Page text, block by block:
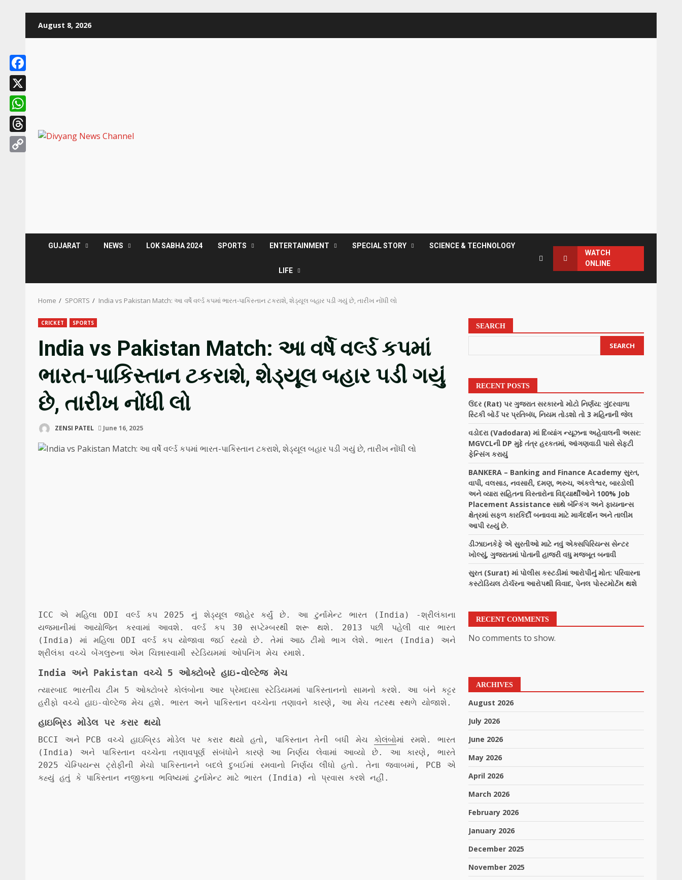
August 8, 2026
GUJARAT NEWS LOK SABHA 2024 SPORTS ENTERTAINMENT SPECIAL STORY SCIENCE & TECHNOLOGY
LIFE
WATCH
ONLINE
Home SPORTS India vs Pakistan Match: આ વર્ષે વર્લ્ડ કપમાં ભારત-પાકિસ્તાન ટકરાશે, શેડ્યૂલ બહાર પડી ગયું છે, તારીખ નોંધી લો
CRICKET SPORTS
India vs Pakistan Match: આ વર્ષે વર્લ્ડ કપમાં
ભારત-પાકિસ્તાન ટકરાશે, શેડ્યૂલ બહાર પડી ગયું
છે, તારીખ નોંધી લો
ZENSI PATEL June 16, 2025
ICC એ મહિલા ODI વર્લ્ડ કપ 2025 નું શેડ્યૂલ જાહેર કર્યું છે. આ ટુર્નામેન્ટ ભારત (India) -શ્રીલંકાના
યજમાનીમાં આયોજિત કરવામાં આવશે. વર્લ્ડ કપ 30 સપ્ટેમ્બરથી શરૂ થશે. 2013 પછી પહેલી વાર ભારત
(India) માં મહિલા ODI વર્લ્ડ કપ યોજાવા જઈ રહ્યો છે. તેમાં આઠ ટીમો ભાગ લેશે. ભારત (India) અને
શ્રીલંકા વચ્ચે બેંગલુરુના એમ ચિન્નાસ્વામી સ્ટેડિયમમાં ઓપનિંગ મેચ રમાશે.
India અને Pakistan વચ્ચે 5 ઓક્ટોબરે હાઇ-વોલ્ટેજ મેચ
ત્યારબાદ ભારતીય ટીમ 5 ઓક્ટોબરે કોલંબોના આર પ્રેમદાસા સ્ટેડિયમમાં પાકિસ્તાનનો સામનો કરશે. આ બંને કટ્ટર
હરીફો વચ્ચે હાઇ-વોલ્ટેજ મેચ હશે. ભારત અને પાકિસ્તાન વચ્ચેના તણાવને કારણે, આ મેચ તટસ્થ સ્થળે યોજાશે.
હાઇબ્રિડ મોડેલ પર કરાર થયો
BCCI અને PCB વચ્ચે હાઇબ્રિડ મોડેલ પર કરાર થયો હતો, પાકિસ્તાન તેની બધી મેચ કોલંબોમાં રમશે. ભારત
(India) અને પાકિસ્તાન વચ્ચેના તણાવપૂર્ણ સંબંધોને કારણે આ નિર્ણય લેવામાં આવ્યો છે. આ કારણે, ભારતે
2025 ચેમ્પિયન્સ ટ્રોફીની મેચો પાકિસ્તાનને બદલે દુબઈમાં રમવાનો નિર્ણય લીધો હતો. તેના જવાબમાં, PCB એ
કહ્યું હતું કે પાકિસ્તાન નજીકના ભવિષ્યમાં ટુર્નામેન્ટ માટે ભારત (India) નો પ્રવાસ કરશે નહીં.
Facebook
X
WhatsApp
Threads
SEARCH
SEARCH
RECENT POSTS
ઉંદર (Rat) પર ગુજરાત સરકારનો મોટો નિર્ણય: ગુંદરવાળા
સ્ટિકી બોર્ડ પર પ્રતિબંધ, નિયમ તોડશો તો 3 મહિનાની જેલ
વડોદરા (Vadodara) માં દિવ્યાંગ ન્યૂઝના અહેવાલની અસર:
MGVCLની DP મુદ્દે તંત્ર હરકતમાં, આંગણવાડી પાસે સેફ્ટી
ફેન્સિંગ કરાયું
BANKERA – Banking and Finance Academy સુરત,
વાપી, વલસાડ, નવસારી, દમણ, ભરુચ, અંકલેશ્વર, બારડોલી
અને વ્યારા સહિતના વિસ્તારોના વિદ્યાર્થીઓને 100% Job
Placement Assistance સાથે બૅન્કિંગ અને ફાયનાન્સ
ક્ષેત્રમાં સફળ કારકિર્દી બનાવવા માટે માર્ગદર્શન અને તાલીમ
આપી રહ્યું છે.
ડીઝાઇનકેફે એ સુરતીઓ માટે નવું એક્સપિરિયન્સ સેન્ટર
ખોલ્યું, ગુજરાતમાં પોતાની હાજરી વધુ મજબૂત બનાવી
સુરત (Surat) માં પોલીસ કસ્ટડીમાં આરોપીનું મોત: પરિવારના
કસ્ટોડિયલ ટોર્ચરના આરોપથી વિવાદ, પેનલ પોસ્ટમોર્ટમ થશે
RECENT COMMENTS
No comments to show.
ARCHIVES
August 2026
July 2026
June 2026
May 2026
April 2026
March 2026
February 2026
January 2026
December 2025
November 2025